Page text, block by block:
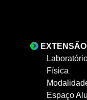
EXTENSÃO
Física
Espaço